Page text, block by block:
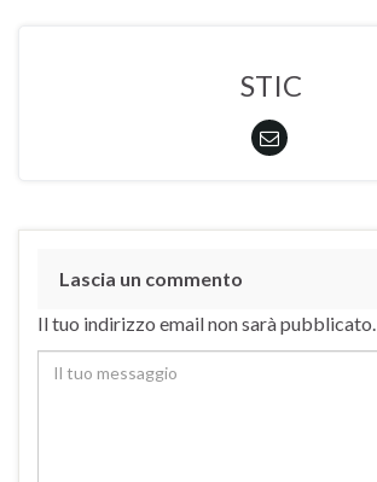
STIC
Lascia un commento
Il tuo indirizzo email non sarà pubblicato.